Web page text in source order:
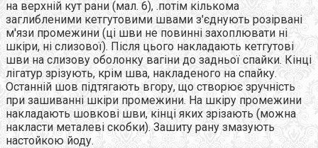
на верхній кут рани (мал. 6), .потім кількома
заглибленими кетгутовими швами з'єднують розірвані
м'язи промежини (ці шви не повинні захоплювати ні
шкіри, ні слизової). Після цього накладають кетгутові
шви на слизову оболонку вагіни до задньої спайки. Кінці
лігатур зрізують, крім шва, накладеного на спайку.
Останній шов підтягають вгору, що створює зручність
при зашиванні шкіри промежини. На шкіру промежини
накладають шовкові шви, кінці яких зрізають (можна
накласти металеві скобки). Зашиту рану змазують
настойкою йоду.